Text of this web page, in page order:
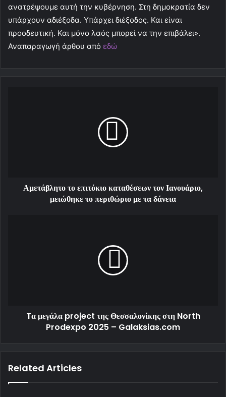
ανατρέψουμε αυτή την κυβέρνηση. Στη δημοκρατία δεν
υπάρχουν αδιέξοδα. Υπάρχει διέξοδος. Και είναι
προοδευτική. Και μόνο λαός μπορεί να την επιβάλει».
Αναπαραγωγή άρθου από εδώ
Αμετάβλητο το επιτόκιο καταθέσεων τον Ιανουάριο,
μειώθηκε το περιθώριο με τα δάνεια
Tα μεγάλα project της Θεσσαλονίκης στη North
Prodexpo 2025 – Galaksias.com
Related Articles